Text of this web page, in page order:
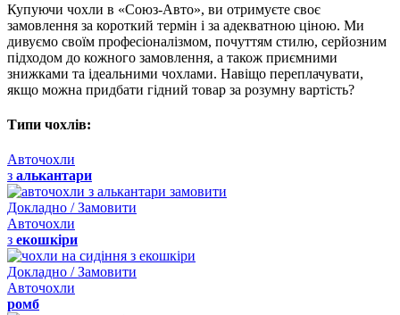
Купуючи чохли в «Союз-Авто», ви отримуєте своє
замовлення за короткий термін і за адекватною ціною. Ми
дивуємо своїм професіоналізмом, почуттям стилю, серйозним
підходом до кожного замовлення, а також приємними
знижками та ідеальними чохлами. Навіщо переплачувати,
якщо можна придбати гідний товар за розумну вартість?
Типи чохлів:
Авточохли
з алькантари
Докладно / Замовити
Авточохли
з екошкіри
Докладно / Замовити
Авточохли
ромб